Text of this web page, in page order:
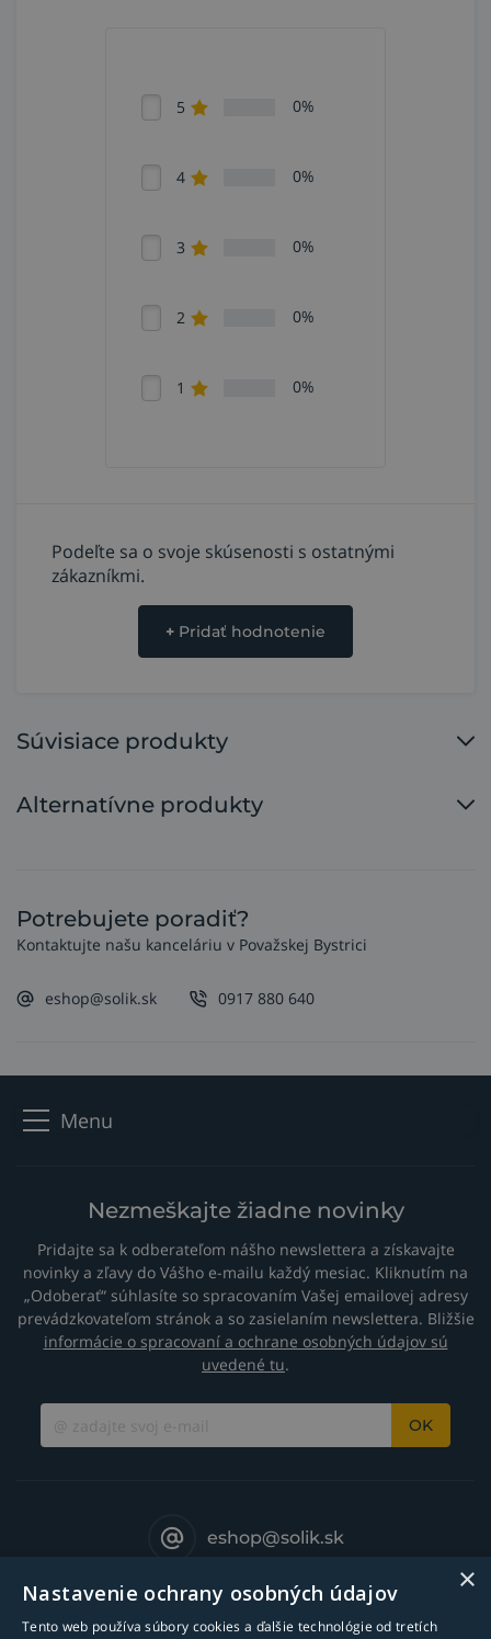
5 0%
4 0%
3 0%
2 0%
1 0%
Podeľte sa o svoje skúsenosti s ostatnými
zákazníkmi.
+ Pridať hodnotenie
Súvisiace produkty
Alternatívne produkty
Potrebujete poradiť?
Kontaktujte našu kanceláriu v Považskej Bystrici
eshop@solik.sk 0917 880 640
Menu
Nezmeškajte žiadne novinky
Pridajte sa k odberateľom nášho newslettera a získavajte
novinky a zľavy do Vášho e-mailu každý mesiac. Kliknutím na
„Odoberať“ súhlasíte so spracovaním Vašej emailovej adresy
prevádzkovateľom stránok a so zasielaním newslettera. Bližšie
informácie o spracovaní a ochrane osobných údajov sú
uvedené tu.
OK
eshop@solik.sk
×
Nastavenie ochrany osobných údajov
Tento web používa súbory cookies a ďalšie technológie od tretích